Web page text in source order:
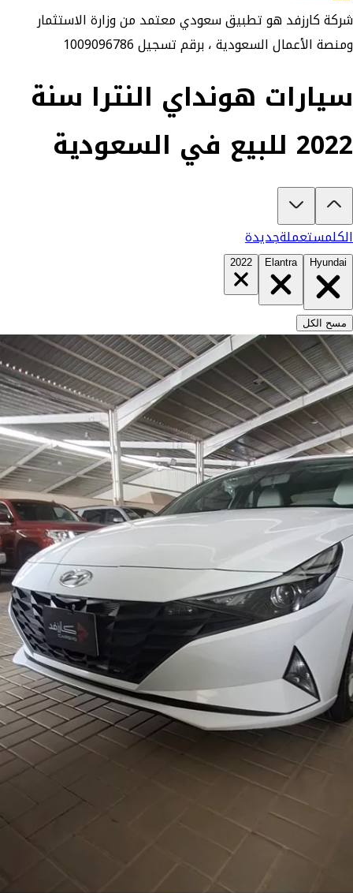
شركةكارزفدهو تطبيق سعودي معتمد من وزارة الاستثمار
ومنصة الأعمال السعودية ،برقم تسجيل 1009096786
سيارات هونداي النترا سنة
2022 للبيع في السعودية
تبغى تشتري هونداي النترا 2022؟
الكلمستعملةجديدة
Hyundai
Elantra
2022
مسح الكل